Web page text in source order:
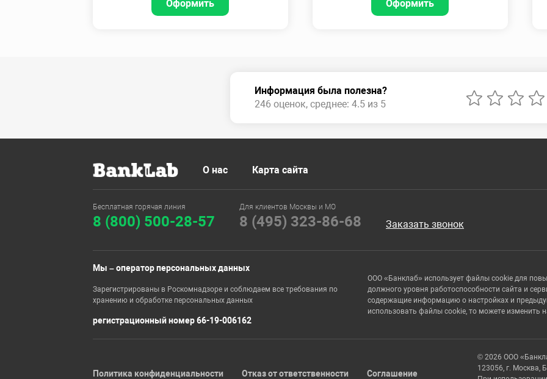
Оформить Оформить
Информация была полезна?
246 оценок, среднее: 4.5 из 5
О нас Карта сайта
Бесплатная горячая линия
8 (800) 500-28-57
Для клиентов Москвы и МО
8 (495) 323-86-68 Заказать звонок
Мы – оператор персональных данных
Зарегистрированы в Роскомнадзоре и соблюдаем все требования по
хранению и обработке персональных данных
регистрационный номер 66-19-006162
ООО «Банклаб» использует файлы cookie для
должного уровня работоспособности сайта и
содержащие информацию о настройках и
использовать файлы cookie, то можете изменить
Политика конфиденциальности Отказ от ответственности Соглашение
© 2026 ООО
123056, г. Москва,